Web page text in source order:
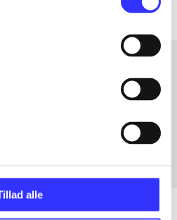
alle
emner